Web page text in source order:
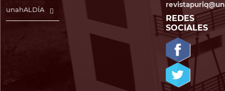
unahALDÍA
REDES
SOCIALES